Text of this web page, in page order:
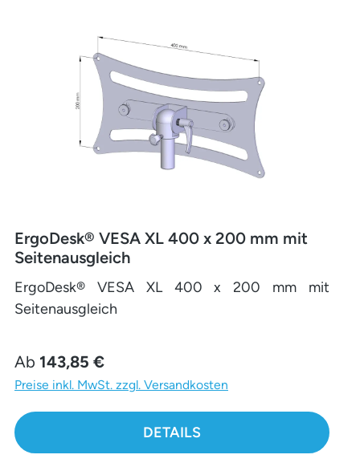
ErgoDesk® VESA XL 400 x 200 mm mit
Seitenausgleich
ErgoDesk® VESA XL 400 x 200 mm mit
Seitenausgleich
Regulärer Preis:
Ab 143,85 €
Preise inkl. MwSt. zzgl. Versandkosten
DETAILS